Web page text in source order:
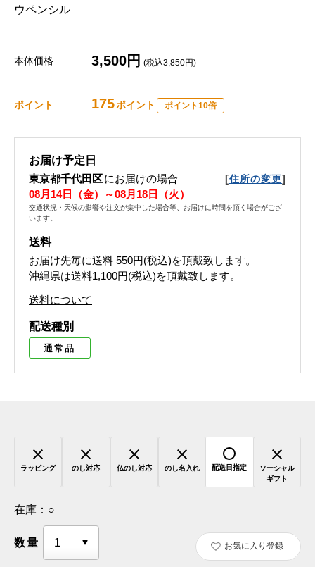
ウペンシル
本体価格 3,500円 (税込3,850円)
ポイント 175ポイント ポイント10倍
お届け予定日
東京都千代田区にお届けの場合 [住所の変更]
08月14日（金）～08月18日（火）
交通状況・天候の影響や注文が集中した場合等、お届けに時間を頂く場合がござ
います。
送料
お届け先毎に送料 550円(税込)を頂戴致します。
沖縄県は送料1,100円(税込)を頂戴致します。
送料について
配送種別
通常品
ラッピング のし対応 仏のし対応 のし名入れ 配送日指定
ソーシャル
ギフト
在庫： ○
数量 お気に入り登録